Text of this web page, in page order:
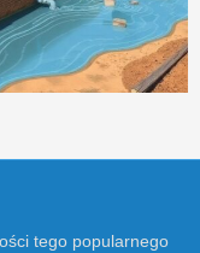
tego popularnego